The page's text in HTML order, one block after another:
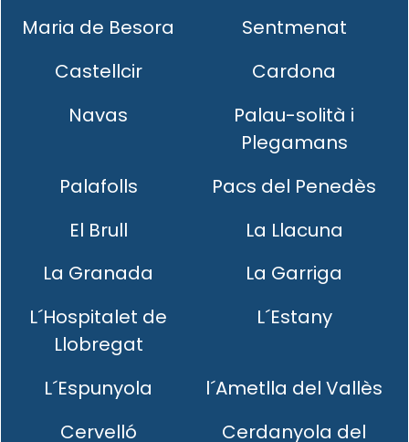
Maria de Besora
Sentmenat
Castellcir
Cardona
Navas
Palau-solità i
Plegamans
Palafolls
Pacs del Penedès
El Brull
La Llacuna
La Granada
La Garriga
L´Hospitalet de
Llobregat
L´Estany
L´Espunyola
l´Ametlla del Vallès
Cervelló
Cerdanyola del